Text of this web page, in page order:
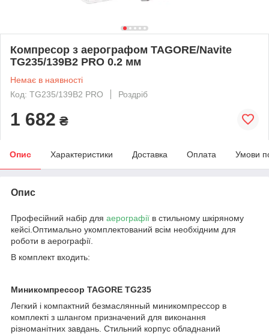
Компресор з аерографом TAGORE/Navite
TG235/139B2 PRO 0.2 мм
Немає в наявності
Код: TG235/139B2 PRO
Роздріб
1 682 ₴
Опис Характеристики Доставка Оплата Умови
Опис
Професійний набір для аерографії в стильному шкіряному
кейсі.Оптимально укомплектований всім необхідним для
роботи в аерографії.
В комплект входить:
Миникомпрессор TAGORE TG235
Легкий і компактний безмаслянный миникомпрессор в
комплекті з шлангом призначений для виконання
різноманітних завдань. Стильний корпус обладнаний